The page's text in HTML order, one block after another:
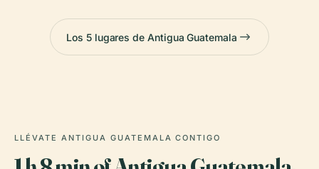
Los 5 lugares de Antigua Guatemala
LLÉVATE ANTIGUA GUATEMALA CONTIGO